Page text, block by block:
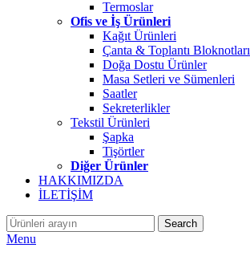
Termoslar
Ofis ve İş Ürünleri
Kağıt Ürünleri
Çanta & Toplantı Bloknotları
Doğa Dostu Ürünler
Masa Setleri ve Sümenleri
Saatler
Sekreterlikler
Tekstil Ürünleri
Şapka
Tişörtler
Diğer Ürünler
HAKKIMIZDA
İLETİŞİM
Search
Menu